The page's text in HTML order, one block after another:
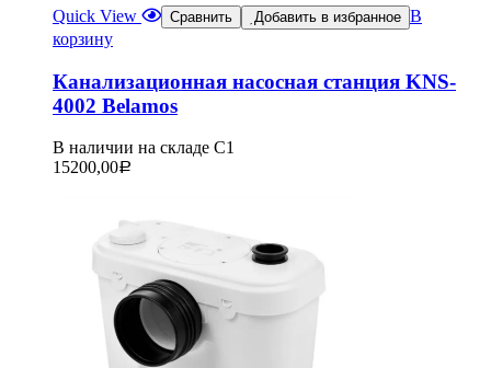
Quick View Сравнить Добавить в избранное В
корзину
Канализационная насосная станция KNS-
4002 Belamos
В наличии на складе С1
15200,00Р